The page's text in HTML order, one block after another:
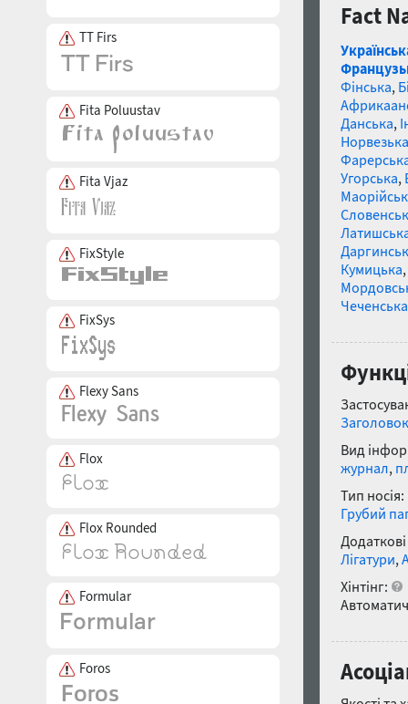
TT Firs
Fita Poluustav
Fita Vjaz
FixStyle
FixSys
Flexy Sans
Flox
Flox Rounded
Formular
Foros
Fact
Фінська,
Данська,
Норвезька
Угорська,
Кумицька,
Чеченська
Заголовок
Вид
журнал,
Тип носія:
Грубий
Лігатури,
Хінтінг: